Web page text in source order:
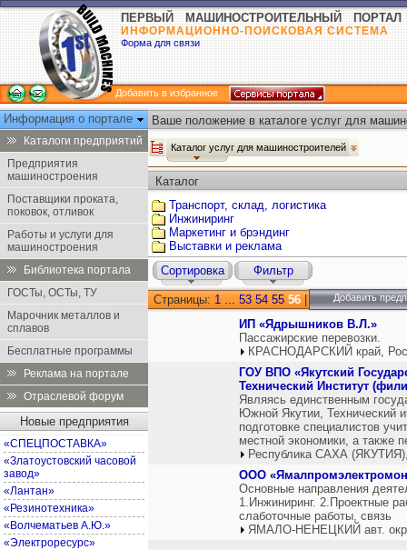
ПЕРВЫЙ МАШИНОСТРОИТЕЛЬНЫЙ ПОРТАЛ
ИНФОРМАЦИОННО-ПОИСКОВАЯ СИСТЕМА
Форма для связи
Добавить в избранное
Информация о портале
Каталоги предприятий
Предприятия
машиностроения
Поставщики проката,
поковок, отливок
Работы и услуги для
машиностроения
Библиотека портала
ГОСТы, ОСТы, ТУ
Марочник металлов и
сплавов
Бесплатные программы
Реклама на портале
Отраслевой форум
Новые предприятия
«СПЕЦПОСТАВКА»
«Златоустовский часовой
завод»
«Лантан»
«Резинотехника»
«Волчематьев А.Ю.»
«Электроресурс»
Ваше положение в каталоге услуг для
Каталог услуг для машиностроителей
Каталог
Транспорт, склад, логистика
Инжиниринг
Маркетинг и брэндинг
Выставки и реклама
Сортировка
Фильтр
Страницы: 1 ... 53 54 55 56 Добавить
ИП «Ядрышников В.Л.»
Пассажирские перевозки.
КРАСНОДАРСКИЙ край,
ГОУ ВПО «Якутский
Технический Институт
Являясь единственным
Южной Якутии, Технический
подготовке специалистов
местной экономики, а также
Республика САХА
ООО
Основные направления
1.Инжиниринг. 2.Проектные
слаботочные работы, связь
ЯМАЛО-НЕНЕЦКИЙ авт.